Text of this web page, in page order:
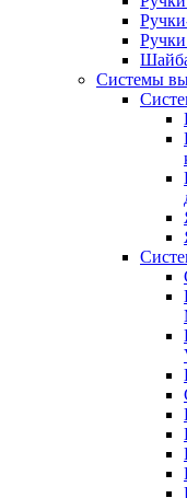
Системы